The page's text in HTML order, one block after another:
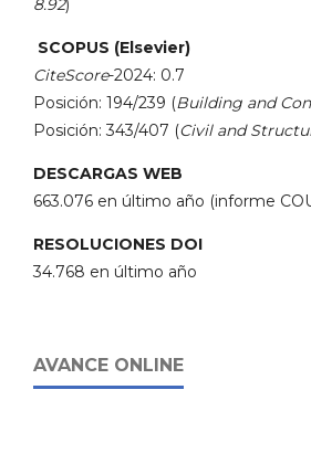
8.92)
SCOPUS (Elsevier)
CiteScore-2024: 0.7
Posición: 194/239 (Building and
Posición: 343/407 (Civil and
DESCARGAS WEB
663.076 en último año (informe
RESOLUCIONES DOI
34.768 en último año
AVANCE ONLINE